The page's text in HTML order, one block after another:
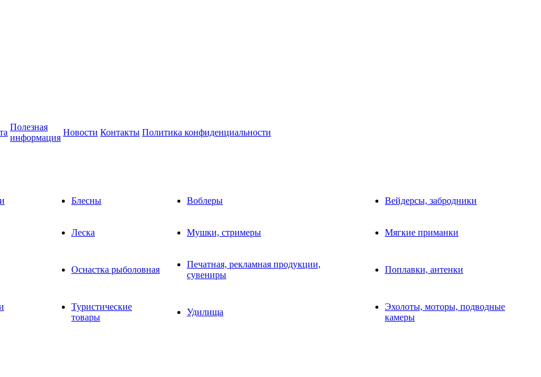
Полезная
информация
Новости Контакты Политика конфиденциальности
Блесны Воблеры Вейдерсы, забродники
Леска Мушки, стримеры Мягкие приманки
Оснастка рыболовная
Печатная, рекламная продукции,
сувениры
Поплавки, антенки
Туристические
товары
Удилища
Эхолоты, моторы, подводные
камеры